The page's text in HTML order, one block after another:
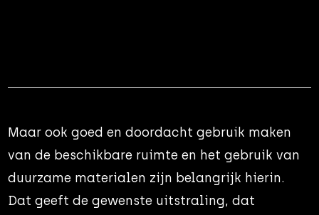
Maar ook goed en doordacht gebruik maken
van de beschikbare ruimte en het gebruik van
duurzame materialen zijn belangrijk hierin.
Dat geeft de gewenste uitstraling, dat